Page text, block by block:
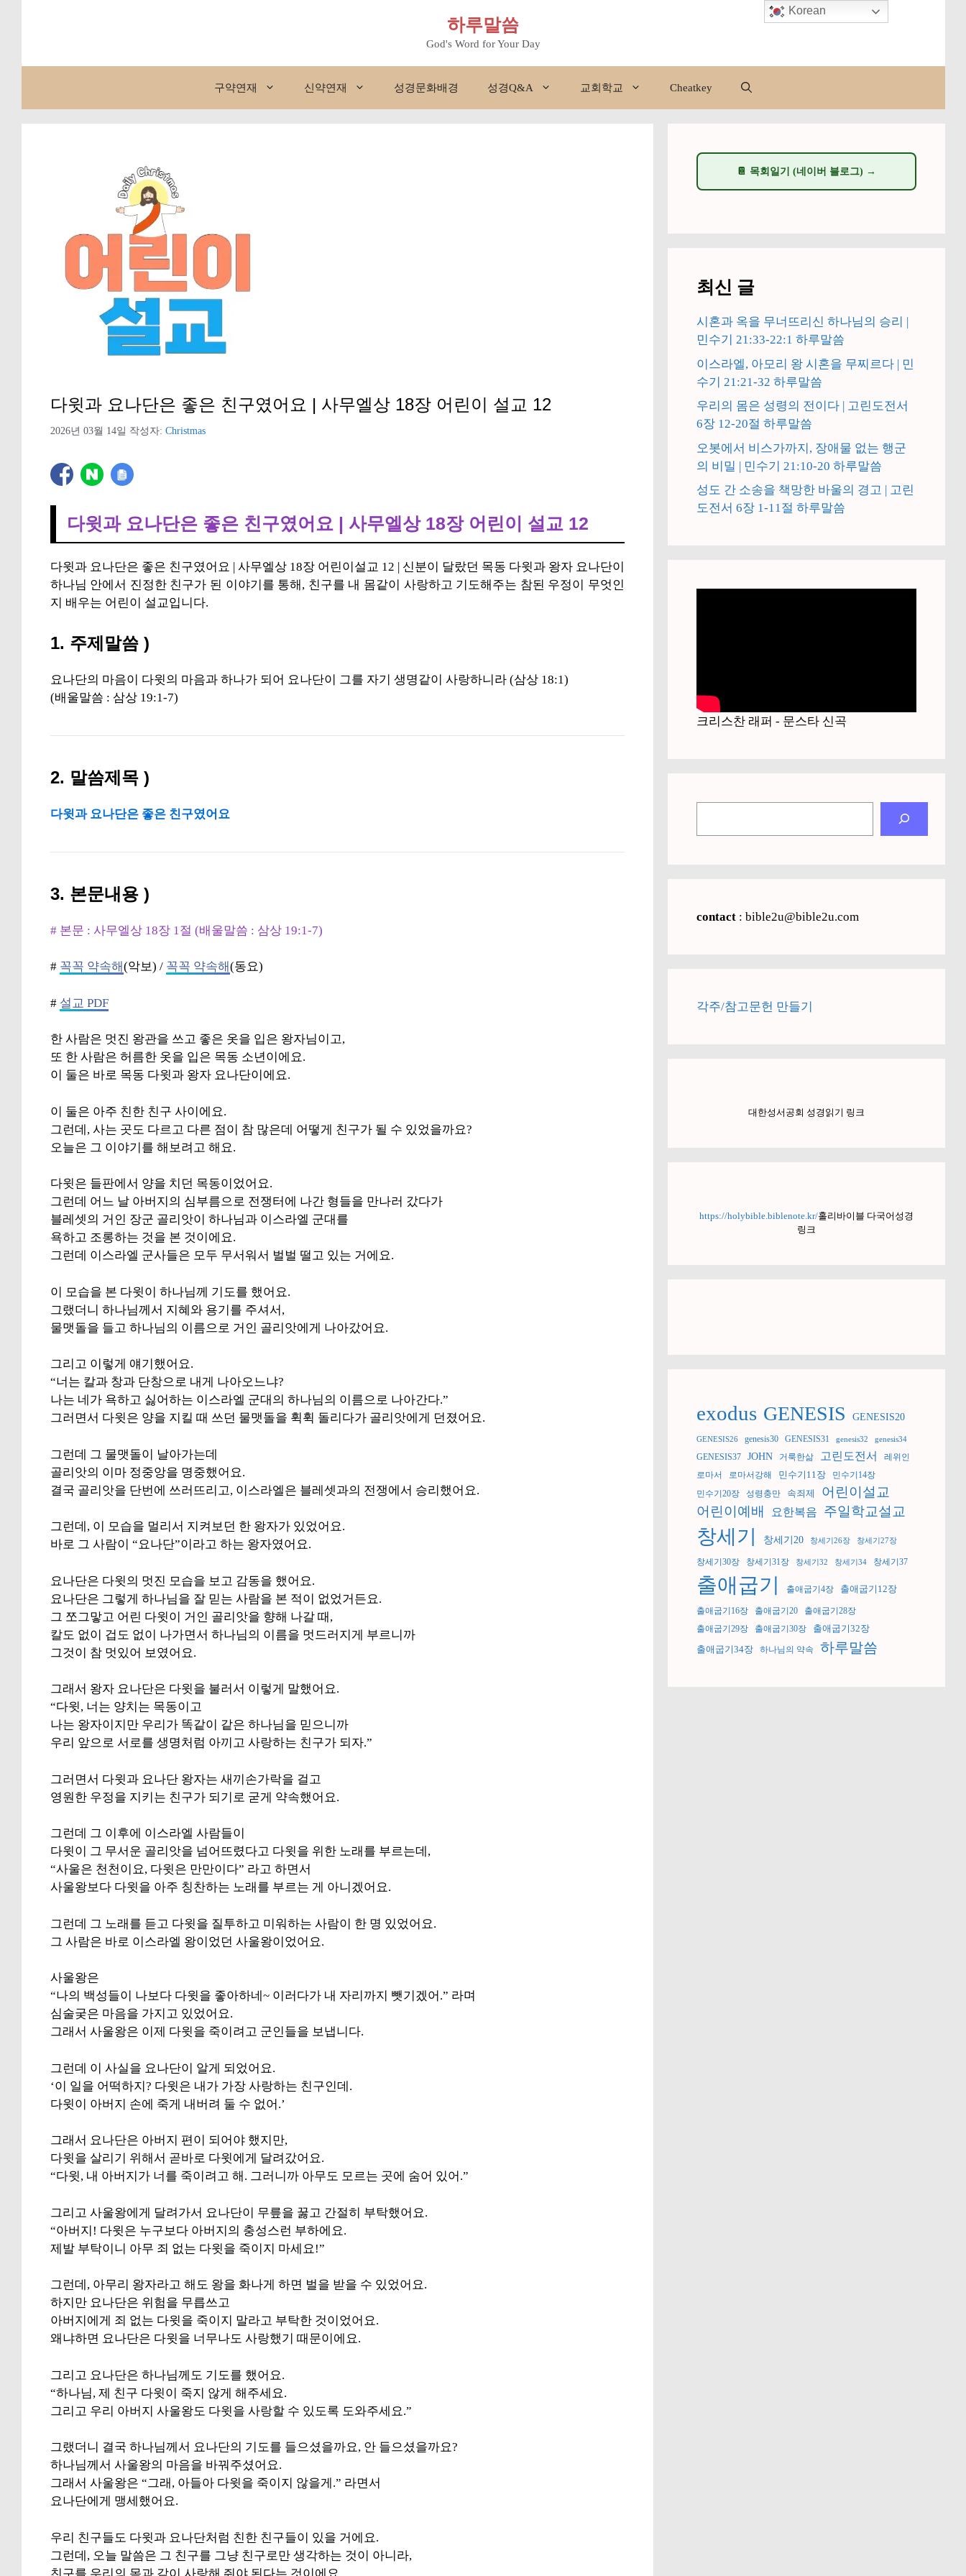
하루말씀
God's Word for Your Day
구약연재 신약연재 성경문화배경 성경Q&A 교회학교 Cheatkey
다윗과 요나단은 좋은 친구였어요 | 사무엘상 18장 어린이 설교 12
2026년 03월 14일 작성자: Christmas
다윗과 요나단은 좋은 친구였어요 | 사무엘상 18장 어린이 설교 12
다윗과 요나단은 좋은 친구였어요 | 사무엘상 18장 어린이설교 12 | 신분이 달랐던 목동 다윗과 왕자 요나단이
하나님 안에서 진정한 친구가 된 이야기를 통해, 친구를 내 몸같이 사랑하고 기도해주는 참된 우정이 무엇인
지 배우는 어린이 설교입니다.
1. 주제말씀 )
요나단의 마음이 다윗의 마음과 하나가 되어 요나단이 그를 자기 생명같이 사랑하니라 (삼상 18:1)
(배울말씀 : 삼상 19:1-7)
2. 말씀제목 )
다윗과 요나단은 좋은 친구였어요
3. 본문내용 )
# 본문 : 사무엘상 18장 1절 (배울말씀 : 삼상 19:1-7)
# 꼭꼭 약속해(악보) / 꼭꼭 약속해(동요)
# 설교 PDF
한 사람은 멋진 왕관을 쓰고 좋은 옷을 입은 왕자님이고,
또 한 사람은 허름한 옷을 입은 목동 소년이에요.
이 둘은 바로 목동 다윗과 왕자 요나단이에요.
이 둘은 아주 친한 친구 사이에요.
그런데, 사는 곳도 다르고 다른 점이 참 많은데 어떻게 친구가 될 수 있었을까요?
오늘은 그 이야기를 해보려고 해요.
다윗은 들판에서 양을 치던 목동이었어요.
그런데 어느 날 아버지의 심부름으로 전쟁터에 나간 형들을 만나러 갔다가
블레셋의 거인 장군 골리앗이 하나님과 이스라엘 군대를
욕하고 조롱하는 것을 본 것이에요.
그런데 이스라엘 군사들은 모두 무서워서 벌벌 떨고 있는 거에요.
이 모습을 본 다윗이 하나님께 기도를 했어요.
그랬더니 하나님께서 지혜와 용기를 주셔서,
물맷돌을 들고 하나님의 이름으로 거인 골리앗에게 나아갔어요.
그리고 이렇게 얘기했어요.
“너는 칼과 창과 단창으로 내게 나아오느냐?
나는 네가 욕하고 싫어하는 이스라엘 군대의 하나님의 이름으로 나아간다.”
그러면서 다윗은 양을 지킬 때 쓰던 물맷돌을 휙휙 돌리다가 골리앗에게 던졌어요.
그런데 그 물맷돌이 날아가는데
골리앗의 이마 정중앙을 명중했어요.
결국 골리앗을 단번에 쓰러뜨리고, 이스라엘은 블레셋과의 전쟁에서 승리했어요.
그런데, 이 모습을 멀리서 지켜보던 한 왕자가 있었어요.
바로 그 사람이 “요나단”이라고 하는 왕자였어요.
요나단은 다윗의 멋진 모습을 보고 감동을 했어요.
요나단은 그렇게 하나님을 잘 믿는 사람을 본 적이 없었거든요.
그 쪼그맣고 어린 다윗이 거인 골리앗을 향해 나갈 때,
칼도 없이 겁도 없이 나가면서 하나님의 이름을 멋드러지게 부르니까
그것이 참 멋있어 보였어요.
그래서 왕자 요나단은 다윗을 불러서 이렇게 말했어요.
“다윗, 너는 양치는 목동이고
나는 왕자이지만 우리가 똑같이 같은 하나님을 믿으니까
우리 앞으로 서로를 생명처럼 아끼고 사랑하는 친구가 되자.”
그러면서 다윗과 요나단 왕자는 새끼손가락을 걸고
영원한 우정을 지키는 친구가 되기로 굳게 약속했어요.
그런데 그 이후에 이스라엘 사람들이
다윗이 그 무서운 골리앗을 넘어뜨렸다고 다윗을 위한 노래를 부르는데,
“사울은 천천이요, 다윗은 만만이다” 라고 하면서
사울왕보다 다윗을 아주 칭찬하는 노래를 부르는 게 아니겠어요.
그런데 그 노래를 듣고 다윗을 질투하고 미워하는 사람이 한 명 있었어요.
그 사람은 바로 이스라엘 왕이었던 사울왕이었어요.
사울왕은
“나의 백성들이 나보다 다윗을 좋아하네~ 이러다가 내 자리까지 뺏기겠어.” 라며
심술궂은 마음을 가지고 있었어요.
그래서 사울왕은 이제 다윗을 죽이려고 군인들을 보냅니다.
그런데 이 사실을 요나단이 알게 되었어요.
‘이 일을 어떡하지? 다윗은 내가 가장 사랑하는 친구인데.
다윗이 아버지 손에 죽게 내버려 둘 수 없어.’
그래서 요나단은 아버지 편이 되어야 했지만,
다윗을 살리기 위해서 곧바로 다윗에게 달려갔어요.
“다윗, 내 아버지가 너를 죽이려고 해. 그러니까 아무도 모르는 곳에 숨어 있어.”
그리고 사울왕에게 달려가서 요나단이 무릎을 꿇고 간절히 부탁했어요.
“아버지! 다윗은 누구보다 아버지의 충성스런 부하에요.
제발 부탁이니 아무 죄 없는 다윗을 죽이지 마세요!”
그런데, 아무리 왕자라고 해도 왕을 화나게 하면 벌을 받을 수 있었어요.
하지만 요나단은 위험을 무릅쓰고
아버지에게 죄 없는 다윗을 죽이지 말라고 부탁한 것이었어요.
왜냐하면 요나단은 다윗을 너무나도 사랑했기 때문이에요.
그리고 요나단은 하나님께도 기도를 했어요.
“하나님, 제 친구 다윗이 죽지 않게 해주세요.
그리고 우리 아버지 사울왕도 다윗을 사랑할 수 있도록 도와주세요.”
그랬더니 결국 하나님께서 요나단의 기도를 들으셨을까요, 안 들으셨을까요?
하나님께서 사울왕의 마음을 바꿔주셨어요.
그래서 사울왕은 “그래, 아들아 다윗을 죽이지 않을게.” 라면서
요나단에게 맹세했어요.
우리 친구들도 다윗과 요나단처럼 친한 친구들이 있을 거에요.
그런데, 오늘 말씀은 그 친구를 그냥 친구로만 생각하는 것이 아니라,
친구를 우리의 몸과 같이 사랑해 줘야 된다는 것이에요.
📔 목회일기 (네이버 블로그) →
최신 글
시혼과 옥을 무너뜨리신 하나님의 승리 |
민수기 21:33-22:1 하루말씀
이스라엘, 아모리 왕 시혼을 무찌르다 | 민
수기 21:21-32 하루말씀
우리의 몸은 성령의 전이다 | 고린도전서
6장 12-20절 하루말씀
오봇에서 비스가까지, 장애물 없는 행군
의 비밀 | 민수기 21:10-20 하루말씀
성도 간 소송을 책망한 바울의 경고 | 고린
도전서 6장 1-11절 하루말씀
크리스찬 래퍼 - 문스타 신곡
contact : bible2u@bible2u.com
각주/참고문헌 만들기
대한성서공회 성경읽기 링크
https://holybible.biblenote.kr/홀리바이블 다국어성경
링크
exodus GENESIS GENESIS20
GENESIS26 genesis30 GENESIS31 genesis32 genesis34
GENESIS37 JOHN 거룩한삶 고린도전서
레위인
로마서
로마서강해 민수기11장
민수기14장
민수기20장
성령충만 속죄제
어린이설교
어린이예배
요한복음 주일학교설교
창세기 창세기20 창세기26장 창세기27장
창세기30장 창세기31장 창세기32 창세기34 창세기37
출애굽기 출애굽기4장 출애굽기12장
출애굽기16장 출애굽기20
출애굽기28장
출애굽기29장
출애굽기30장 출애굽기32장
출애굽기34장 하나님의 약속 하루말씀
Korean